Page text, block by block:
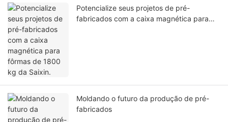
Potencialize seus projetos de pré-
fabricados com a caixa magnética para
Moldando o futuro da produção de pré-
fabricados